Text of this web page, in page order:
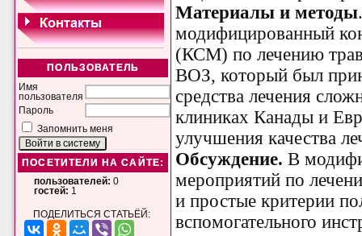
ПОЛЬЗОВАТЕЛЬ
Имя
пользователя
Пароль
Запомнить меня
ПОСЕТИТЕЛИ НА САЙТЕ:
пользователей: 0
гостей: 1
ПОДЕЛИТЬСЯ СТАТЬЁЙ:
Материалы и методы
модифицированный
(КСМ) по лечению
ВОЗ, который был
средства лечения
клиниках Канады и
улучшения качества
Обсуждение. В
мероприятий по
и простые критерии
вспомогательного